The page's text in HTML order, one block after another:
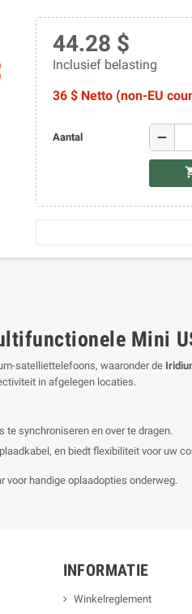
44.28 $
Inclusief belasting
36 $ Netto (non-EU
Aantal remove
Mini
satelliettelefoons, waaronder de
in afgelegen locaties.
synchroniseren en over te dragen.
en biedt flexibiliteit voor uw
voor handige oplaadopties onderweg.
INFORMATIE
Winkelreglement